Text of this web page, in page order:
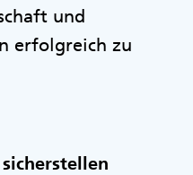
und
erfolgreich zu